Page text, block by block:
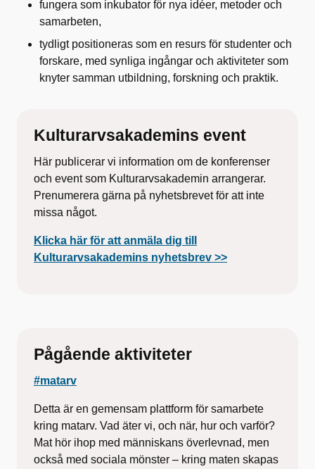
fungera som inkubator för nya idéer, metoder och
samarbeten,
tydligt positioneras som en resurs för studenter och
forskare, med synliga ingångar och aktiviteter som
knyter samman utbildning, forskning och praktik.
Kulturarvsakademins event
Här publicerar vi information om de konferenser
och event som Kulturarvsakademin arrangerar.
Prenumerera gärna på nyhetsbrevet för att inte
missa något.
Klicka här för att anmäla dig till
Kulturarvsakademins nyhetsbrev >>
Pågående aktiviteter
#matarv
Detta är en gemensam plattform för samarbete
kring matarv. Vad äter vi, och när, hur och varför?
Mat hör ihop med människans överlevnad, men
också med sociala mönster – kring maten skapas